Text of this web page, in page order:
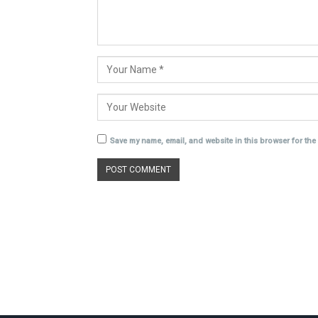
Save my name, email, and website in this browser for the